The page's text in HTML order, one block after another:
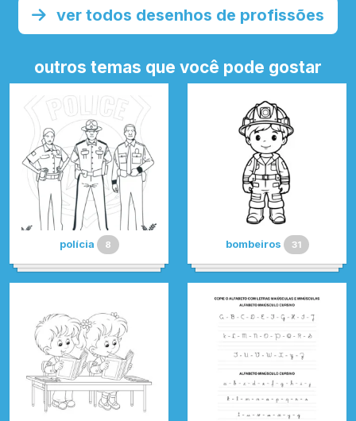
ver todos desenhos de profissões
outros temas que você pode gostar
polícia 8 bombeiros 31